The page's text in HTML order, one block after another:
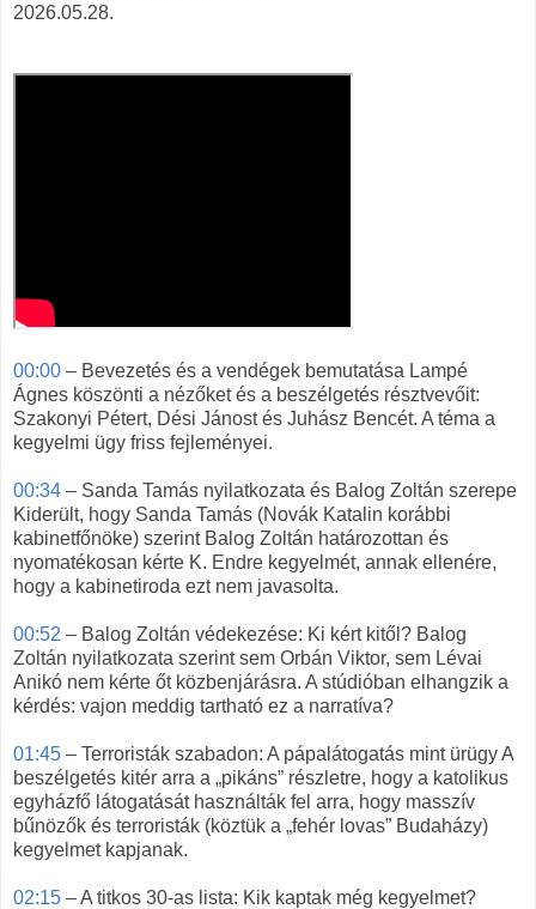
2026.05.28.
00:00 – Bevezetés és a vendégek bemutatása Lampé
Ágnes köszönti a nézőket és a beszélgetés résztvevőit:
Szakonyi Pétert, Dési Jánost és Juhász Bencét. A téma a
kegyelmi ügy friss fejleményei.
00:34 – Sanda Tamás nyilatkozata és Balog Zoltán szerepe
Kiderült, hogy Sanda Tamás (Novák Katalin korábbi
kabinetfőnöke) szerint Balog Zoltán határozottan és
nyomatékosan kérte K. Endre kegyelmét, annak ellenére,
hogy a kabinetiroda ezt nem javasolta.
00:52 – Balog Zoltán védekezése: Ki kért kitől? Balog
Zoltán nyilatkozata szerint sem Orbán Viktor, sem Lévai
Anikó nem kérte őt közbenjárásra. A stúdióban elhangzik a
kérdés: vajon meddig tartható ez a narratíva?
01:45 – Terroristák szabadon: A pápalátogatás mint ürügy A
beszélgetés kitér arra a „pikáns” részletre, hogy a katolikus
egyházfő látogatását használták fel arra, hogy masszív
bűnözők és terroristák (köztük a „fehér lovas” Budaházy)
kegyelmet kapjanak.
02:15 – A titkos 30-as lista: Kik kaptak még kegyelmet?